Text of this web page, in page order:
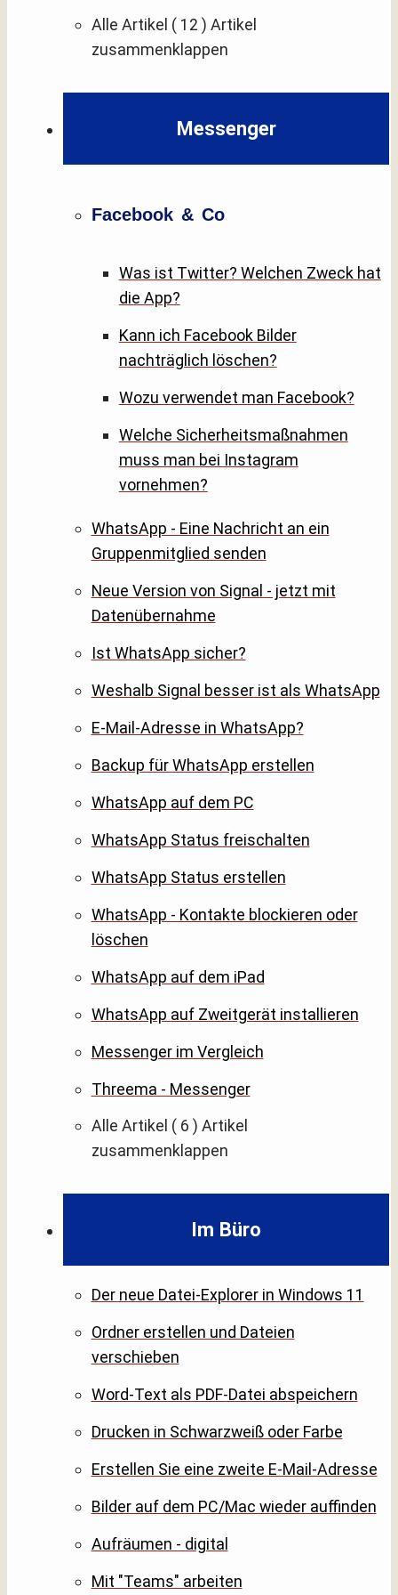
Alle Artikel ( 12 ) Artikel
zusammenklappen
Messenger
Facebook & Co
Was ist Twitter? Welchen Zweck hat
die App?
Kann ich Facebook Bilder
nachträglich löschen?
Wozu verwendet man Facebook?
Welche Sicherheitsmaßnahmen
muss man bei Instagram
vornehmen?
WhatsApp - Eine Nachricht an ein
Gruppenmitglied senden
Neue Version von Signal - jetzt mit
Datenübernahme
Ist WhatsApp sicher?
Weshalb Signal besser ist als WhatsApp
E-Mail-Adresse in WhatsApp?
Backup für WhatsApp erstellen
WhatsApp auf dem PC
WhatsApp Status freischalten
WhatsApp Status erstellen
WhatsApp - Kontakte blockieren oder
löschen
WhatsApp auf dem iPad
WhatsApp auf Zweitgerät installieren
Messenger im Vergleich
Threema - Messenger
Alle Artikel ( 6 ) Artikel
zusammenklappen
Im Büro
Der neue Datei-Explorer in Windows 11
Ordner erstellen und Dateien
verschieben
Word-Text als PDF-Datei abspeichern
Drucken in Schwarzweiß oder Farbe
Erstellen Sie eine zweite E-Mail-Adresse
Bilder auf dem PC/Mac wieder auffinden
Aufräumen - digital
Mit "Teams" arbeiten